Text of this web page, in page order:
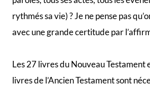
rythmés sa vie) ? Je ne pense pas
avec une grande certitude par
Les 27 livres du Nouveau Testament
livres de l’Ancien Testament sont